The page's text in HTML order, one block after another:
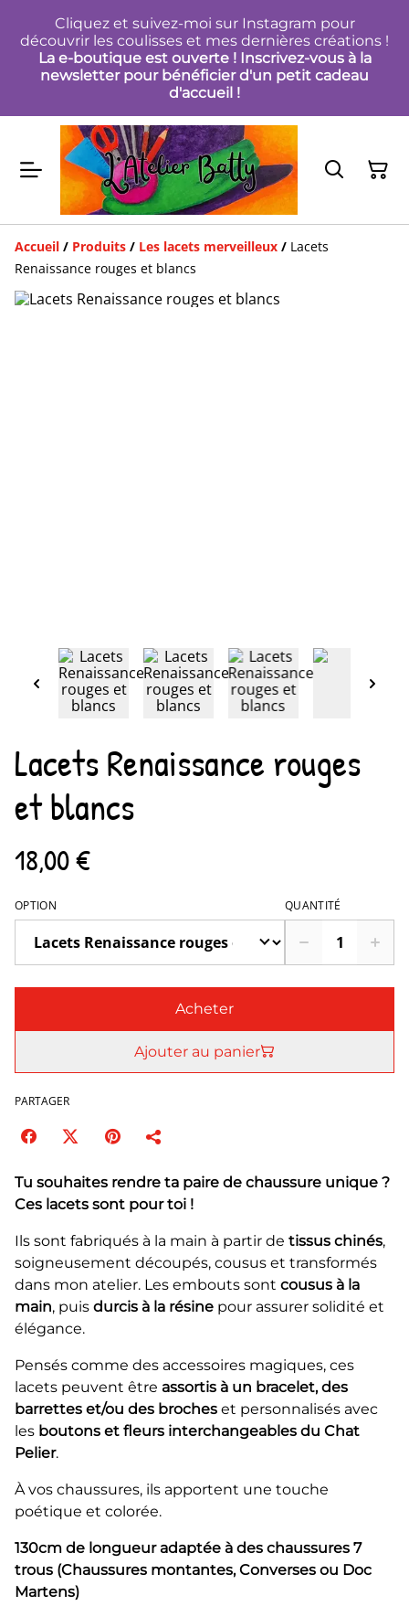
Cliquez et suivez-moi sur Instagram pour
découvrir les coulisses et mes dernières créations !
La e-boutique est ouverte ! Inscrivez-vous à la
newsletter pour bénéficier d'un petit cadeau
d'accueil !
Accueil / Produits / Les lacets merveilleux / Lacets
Renaissance rouges et blancs
Lacets Renaissance rouges
et blancs
18,00 €
OPTION QUANTITÉ
Acheter
Ajouter au panier
PARTAGER
Tu souhaites rendre ta paire de chaussure unique ?
Ces lacets sont pour toi !
Ils sont fabriqués à la main à partir de tissus chinés,
soigneusement découpés, cousus et transformés
dans mon atelier. Les embouts sont cousus à la
main, puis durcis à la résine pour assurer solidité et
élégance.
Pensés comme des accessoires magiques, ces
lacets peuvent être assortis à un bracelet, des
barrettes et/ou des broches et personnalisés avec
les boutons et fleurs interchangeables du Chat
Pelier.
À vos chaussures, ils apportent une touche
poétique et colorée.
130cm de longueur adaptée à des chaussures 7
trous (Chaussures montantes, Converses ou Doc
Martens)